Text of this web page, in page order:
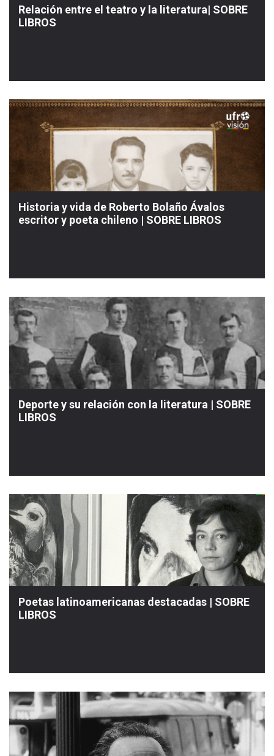
Relación entre el teatro y la literatura| SOBRE
LIBROS
Historia y vida de Roberto Bolaño Ávalos
escritor y poeta chileno | SOBRE LIBROS
Deporte y su relación con la literatura | SOBRE
LIBROS
Poetas latinoamericanas destacadas | SOBRE
LIBROS